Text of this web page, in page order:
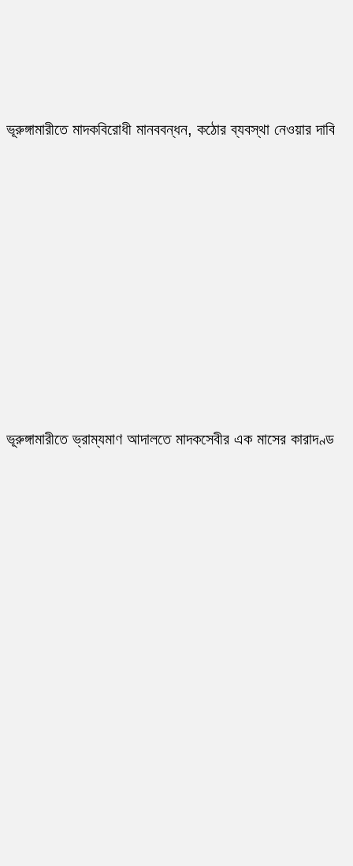
ভূরুঙ্গামারীতে মাদকবিরোধী মানববন্ধন, কঠোর ব্যবস্থা নেওয়ার দাবি
ভূরুঙ্গামারীতে ভ্রাম্যমাণ আদালতে মাদকসেবীর এক মাসের কারাদণ্ড